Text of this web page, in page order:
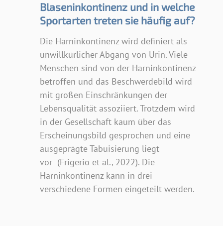
Blaseninkontinenz und in welche
Sportarten treten sie häufig auf?
Die Harninkontinenz wird definiert als
unwillkürlicher Abgang von Urin. Viele
Menschen sind von der Harninkontinenz
betroffen und das Beschwerdebild wird
mit großen Einschränkungen der
Lebensqualität assoziiert. Trotzdem wird
in der Gesellschaft kaum über das
Erscheinungsbild gesprochen und eine
ausgeprägte Tabuisierung liegt
vor (Frigerio et al., 2022). Die
Harninkontinenz kann in drei
verschiedene Formen eingeteilt werden.